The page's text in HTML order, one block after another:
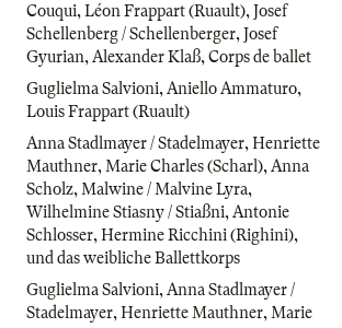
Couqui, Léon Frappart (Ruault), Josef
Schellenberg / Schellenberger, Josef
Gyurian, Alexander Klaß, Corps de ballet
Guglielma Salvioni, Aniello Ammaturo,
Louis Frappart (Ruault)
Anna Stadlmayer / Stadelmayer, Henriette
Mauthner, Marie Charles (Scharl), Anna
Scholz, Malwine / Malvine Lyra,
Wilhelmine Stiasny / Stiaßni, Antonie
Schlosser, Hermine Ricchini (Righini),
und das weibliche Ballettkorps
Guglielma Salvioni, Anna Stadlmayer /
Stadelmayer, Henriette Mauthner, Marie